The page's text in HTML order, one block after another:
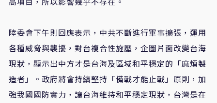
陸委會下午則回應表示，中共不斷進行軍事擴張，運用
各種威脅與襲擾，對台複合性施壓，企圖片面改變台海
現狀，顯示出中方才是台海及區域和平穩定的「麻煩製
造者」。政府將會持續堅持「備戰才能止戰」原則，加
強我國國防實力，讓台海維持和平穩定現狀，台灣是在